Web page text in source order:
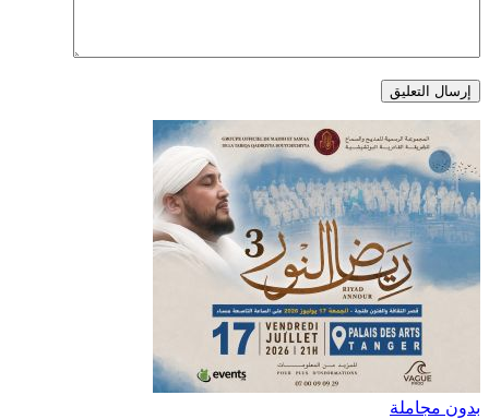
بدون مجاملة